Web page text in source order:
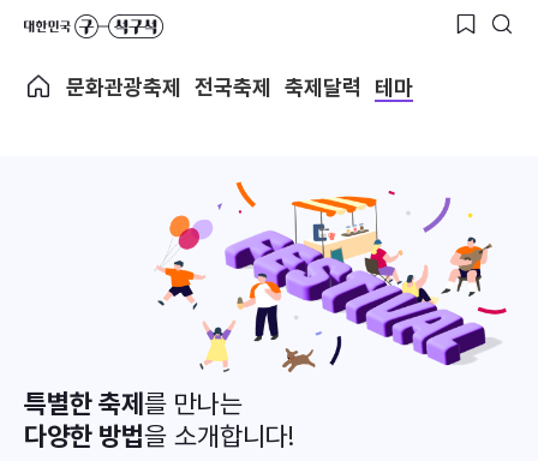
문화관광축제 전국축제 축제달력 테마
특별한 축제를 만나는
다양한 방법을 소개합니다!